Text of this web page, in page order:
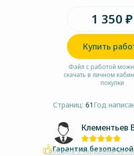
1 350 ₽
Купить
Файл с работой
скачать в личном
покупки
Страниц: 61 Год
Клементьев
Сообщить о нарушении
Гарантия